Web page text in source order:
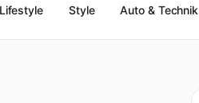
Lifestyle Style Auto & Technik